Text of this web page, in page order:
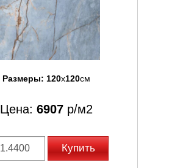
Размеры: 120x120см
Цена: 6907 р/м2
Купить